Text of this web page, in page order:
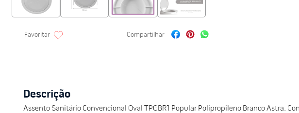
Descrição
Assento Sanitário Convencional Oval TPGBR1 Popular Polipropileno Branco Astra: